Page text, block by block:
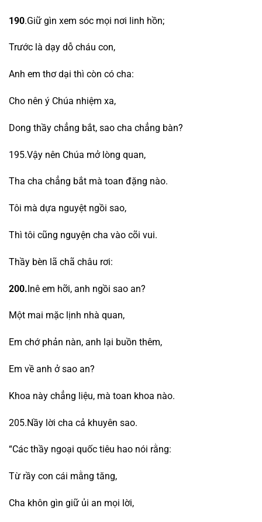
190.Giữ gìn xem sóc mọi nơi linh hồn;
Trước là dạy dỗ cháu con,
Anh em thơ dại thì còn có cha:
Cho nên ý Chúa nhiệm xa,
Dong thầy chẳng bắt, sao cha chẳng bàn?
195.Vậy nên Chúa mở lòng quan,
Tha cha chẳng bắt mà toan đặng nào.
Tôi mà dựa nguyệt ngồi sao,
Thì tôi cũng nguyện cha vào cõi vui.
Thầy bèn lã chã châu rơi:
200.Inê em hỡi, anh ngồi sao an?
Một mai mặc lịnh nhà quan,
Em chớ phản nàn, anh lại buồn thêm,
Em về anh ở sao an?
Khoa này chẳng liệu, mà toan khoa nào.
205.Nầy lời cha cả khuyên sao.
“Các thầy ngoại quốc tiêu hao nói rằng:
Từ rầy con cái mằng tăng,
Cha khôn gìn giữ ủi an mọi lời,